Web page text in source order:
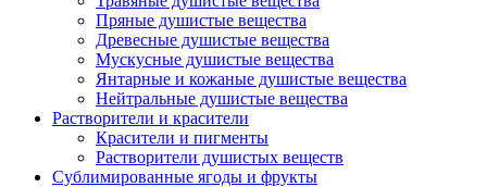
Пряные душистые вещества
Древесные душистые вещества
Мускусные душистые вещества
Янтарные и кожаные душистые вещества
Нейтральные душистые вещества
Растворители и красители
Красители и пигменты
Растворители душистых веществ
Сублимированные ягоды и фрукты